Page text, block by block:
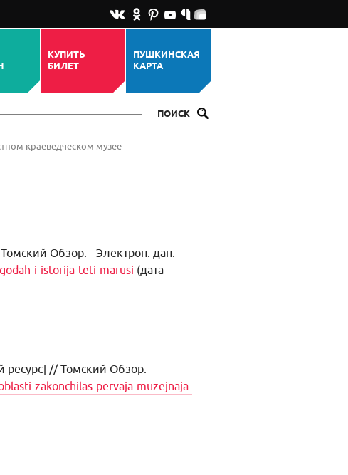
КУПИТЬ
БИЛЕТ
ПУШКИНСКАЯ
КАРТА
ПОИСК
краеведческом музее
Обзор. - Электрон. дан. –
i-istorija-teti-marusi (дата
ресурс] // Томский Обзор. -
zakonchilas-pervaja-muzejnaja-